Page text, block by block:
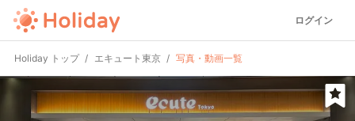
ログイン
Holiday トップ エキュート東京 写真・動画一覧